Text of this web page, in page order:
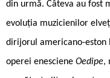
din urmă. Câteva au fost
evoluția muzicienilor
dirijorul americano-eston
operei enesciene Oedipe,